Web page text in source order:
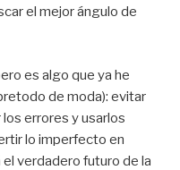
el mejor ángulo de
es algo que ya he
de moda): evitar
errores y usarlos
lo imperfecto en
verdadero futuro de la